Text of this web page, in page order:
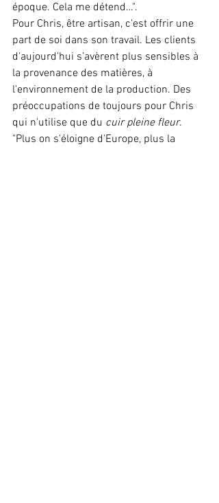
époque. Cela me détend…".
Pour Chris, être artisan, c'est offrir une
part de soi dans son travail. Les clients
d'aujourd'hui s’avèrent plus sensibles à
la provenance des matières, à
l'environnement de la production. Des
préoccupations de toujours pour Chris
qui n'utilise que du cuir pleine fleur.
"Plus on s'éloigne d'Europe, plus la